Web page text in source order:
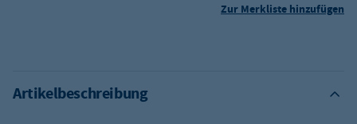
Zur Merkliste hinzufügen
Artikelbeschreibung